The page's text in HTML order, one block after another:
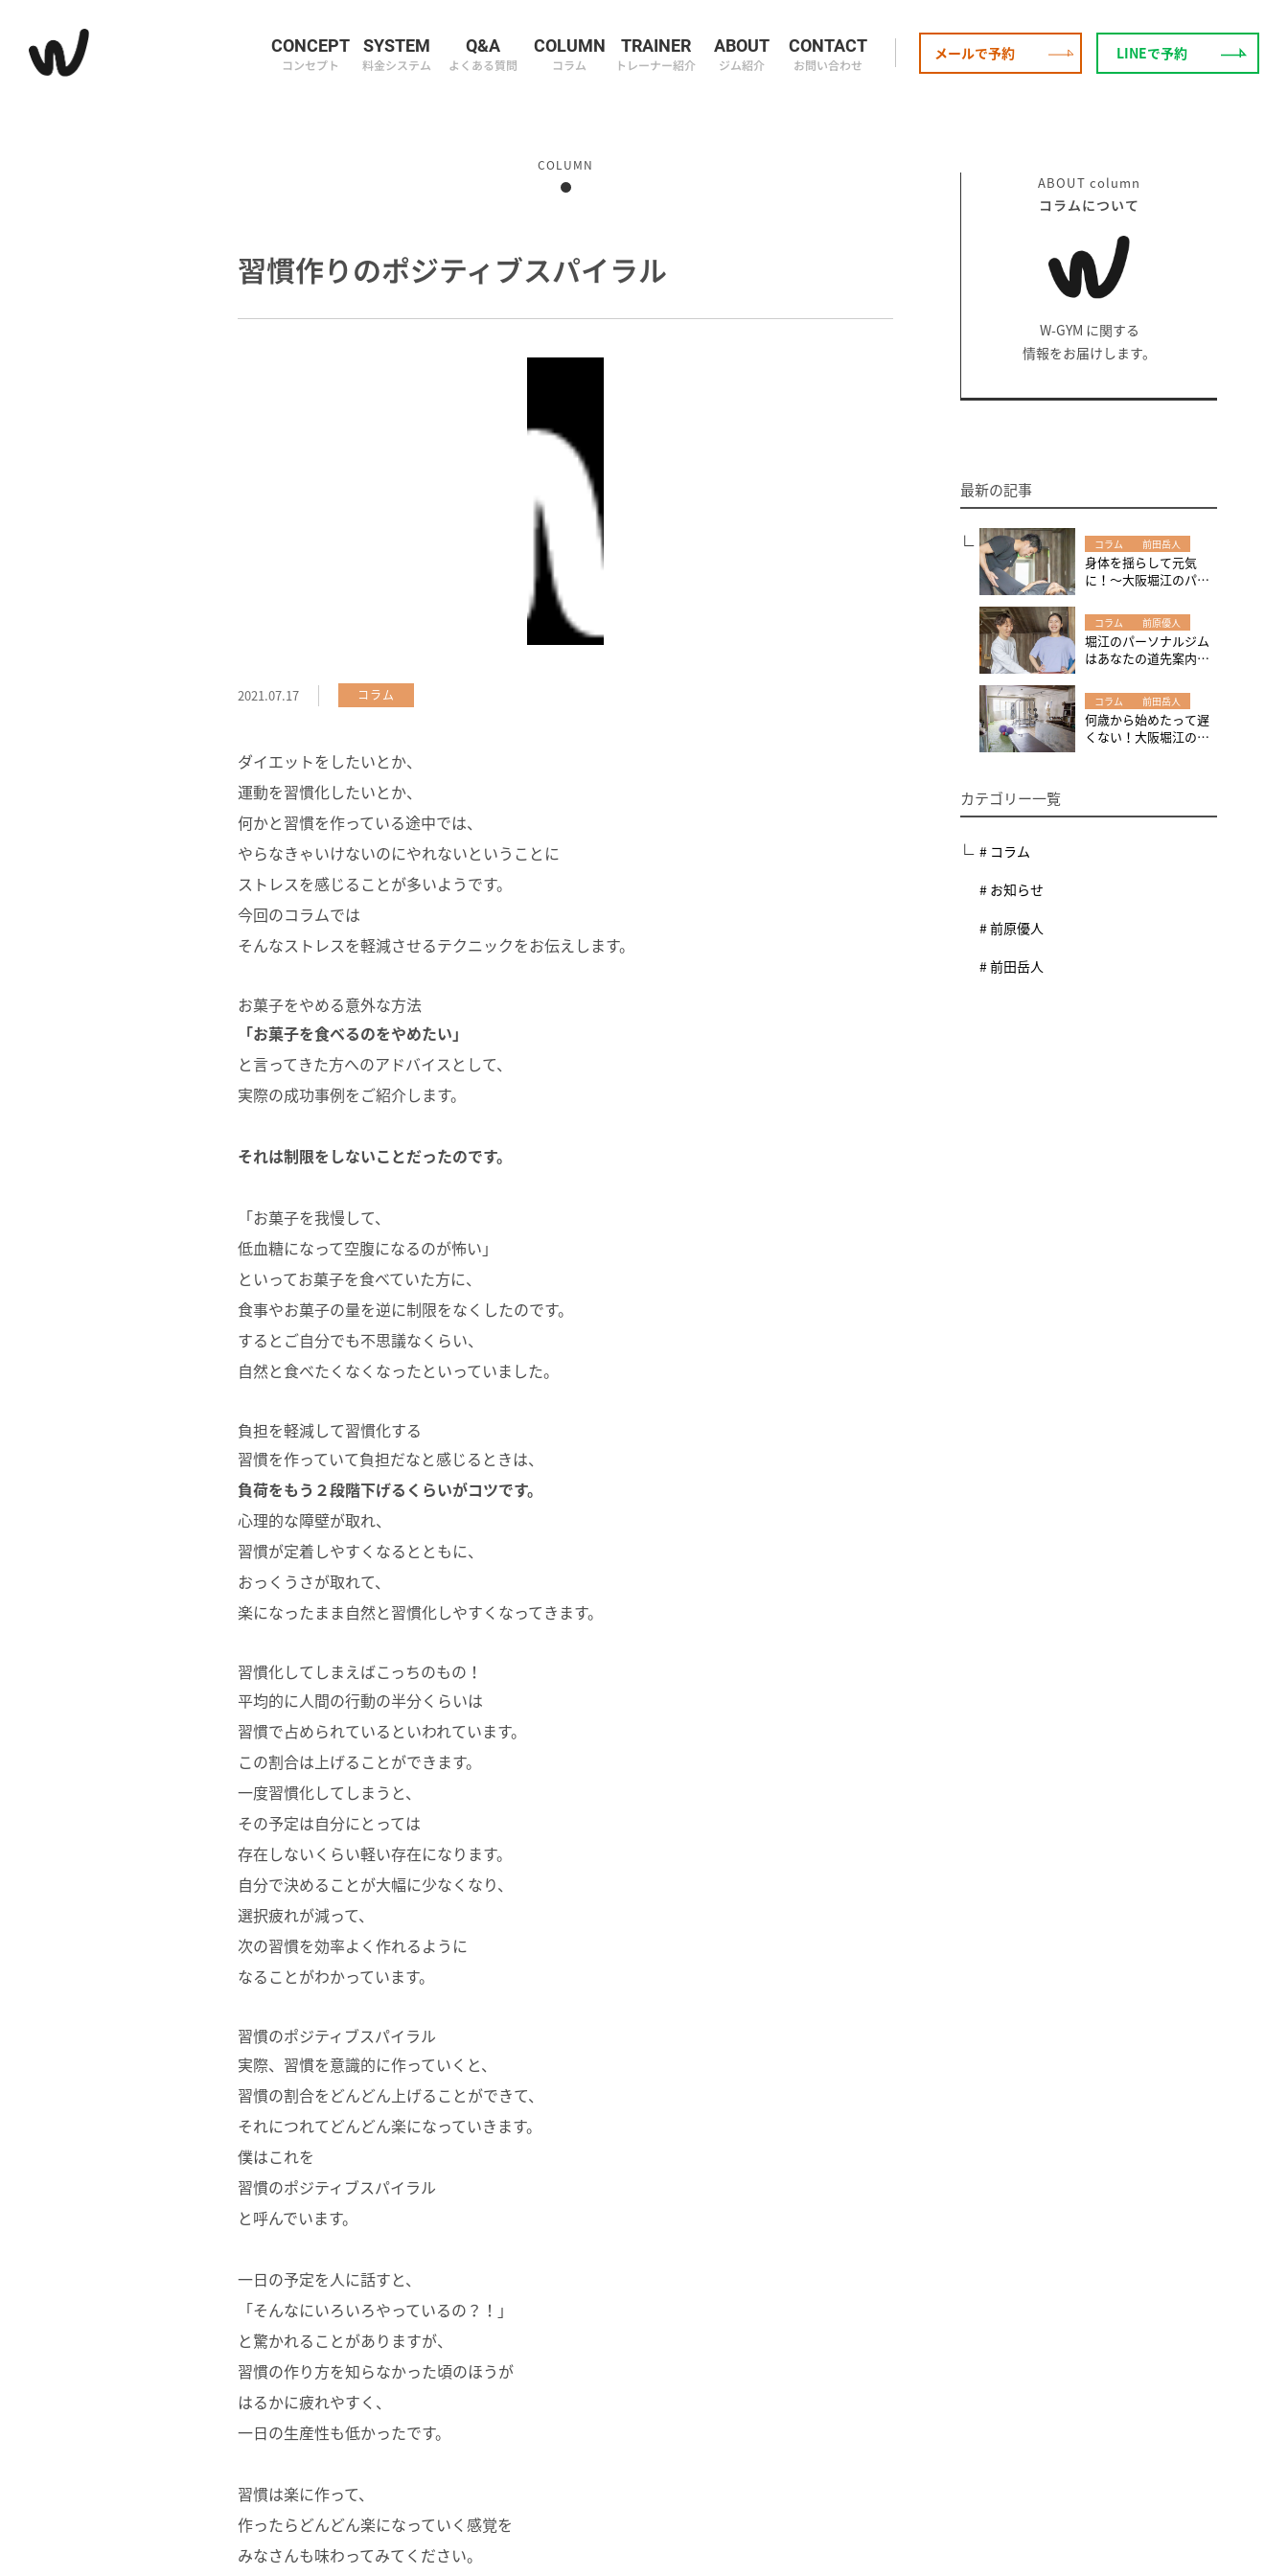
CONCEPT
コンセプト
SYSTEM
料金システム
Q&A
よくある質問
COLUMN
コラム
TRAINER
トレーナー紹介
ABOUT
ジム紹介
CONTACT
お問い合わせ
メールで予約 LINEで予約
習慣作りのポジティブスパイラル
COLUMN
2021.07.17 コラム
ダイエットをしたいとか、
運動を習慣化したいとか、
何かと習慣を作っている途中では、
やらなきゃいけないのにやれないということに
ストレスを感じることが多いようです。
今回のコラムでは
そんなストレスを軽減させるテクニックをお伝えします。
お菓子をやめる意外な方法
「お菓子を食べるのをやめたい」
と言ってきた方へのアドバイスとして、
実際の成功事例をご紹介します。
それは制限をしないことだったのです。
「お菓子を我慢して、
低血糖になって空腹になるのが怖い」
といってお菓子を食べていた方に、
食事やお菓子の量を逆に制限をなくしたのです。
するとご自分でも不思議なくらい、
自然と食べたくなくなったといっていました。
負担を軽減して習慣化する
習慣を作っていて負担だなと感じるときは、
負荷をもう２段階下げるくらいがコツです。
心理的な障壁が取れ、
習慣が定着しやすくなるとともに、
おっくうさが取れて、
楽になったまま自然と習慣化しやすくなってきます。
習慣化してしまえばこっちのもの！
平均的に人間の行動の半分くらいは
習慣で占められているといわれています。
この割合は上げることができます。
一度習慣化してしまうと、
その予定は自分にとっては
存在しないくらい軽い存在になります。
自分で決めることが大幅に少なくなり、
選択疲れが減って、
次の習慣を効率よく作れるように
なることがわかっています。
習慣のポジティブスパイラル
実際、習慣を意識的に作っていくと、
習慣の割合をどんどん上げることができて、
それにつれてどんどん楽になっていきます。
僕はこれを
習慣のポジティブスパイラル
と呼んでいます。
一日の予定を人に話すと、
「そんなにいろいろやっているの？！」
と驚かれることがありますが、
習慣の作り方を知らなかった頃のほうが
はるかに疲れやすく、
一日の生産性も低かったです。
習慣は楽に作って、
作ったらどんどん楽になっていく感覚を
みなさんも味わってみてください。
ABOUT column
コラムについて
W-GYM に関する
情報をお届けします。
最新の記事
コラム 前田岳人
身体を揺らして元気
に！～大阪堀江のパー
身体の調子を整えまし
ょう！
コラム 前原優人
堀江のパーソナルジム
はあなたの道先案内人
を始める時は現在地の
把握から始めてみよ
う！
コラム 前田岳人
何歳から始めたって遅
くない！大阪堀江のパ
カテゴリー一覧
# コラム
# お知らせ
# 前原優人
# 前田岳人